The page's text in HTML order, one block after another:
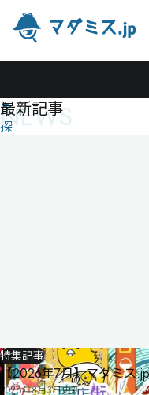
を
探
NEWS
最新記事
特集記事
【2026年7月】マダミス
2026年8月3日更新